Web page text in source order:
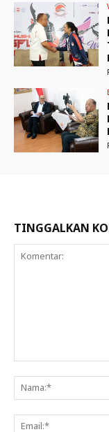
TINGGALKAN